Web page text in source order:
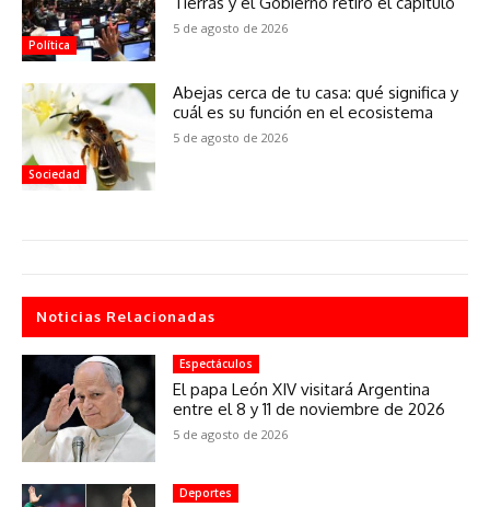
Política
5 de agosto de 2026
Sociedad
Abejas cerca de tu casa: qué significa y
cuál es su función en el ecosistema
5 de agosto de 2026
Noticias Relacionadas
Espectáculos
El papa León XIV visitará Argentina
entre el 8 y 11 de noviembre de 2026
5 de agosto de 2026
Deportes